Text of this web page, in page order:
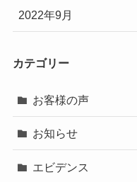
2022年9月
カテゴリー
お客様の声
お知らせ
エビデンス